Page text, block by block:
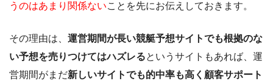
うのはあまり関係ないことを先にお伝えしておきます。
その理由は、 運営期間が長い競艇予想サイトでも根拠のな
い予想を売りつけてはハズレるというサイトもあれば、運
営期間がまだ新しいサイトでも的中率も高く顧客サポート